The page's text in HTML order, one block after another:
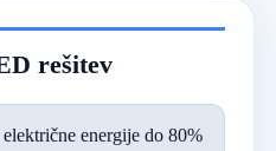
rešitev
energije do 80%